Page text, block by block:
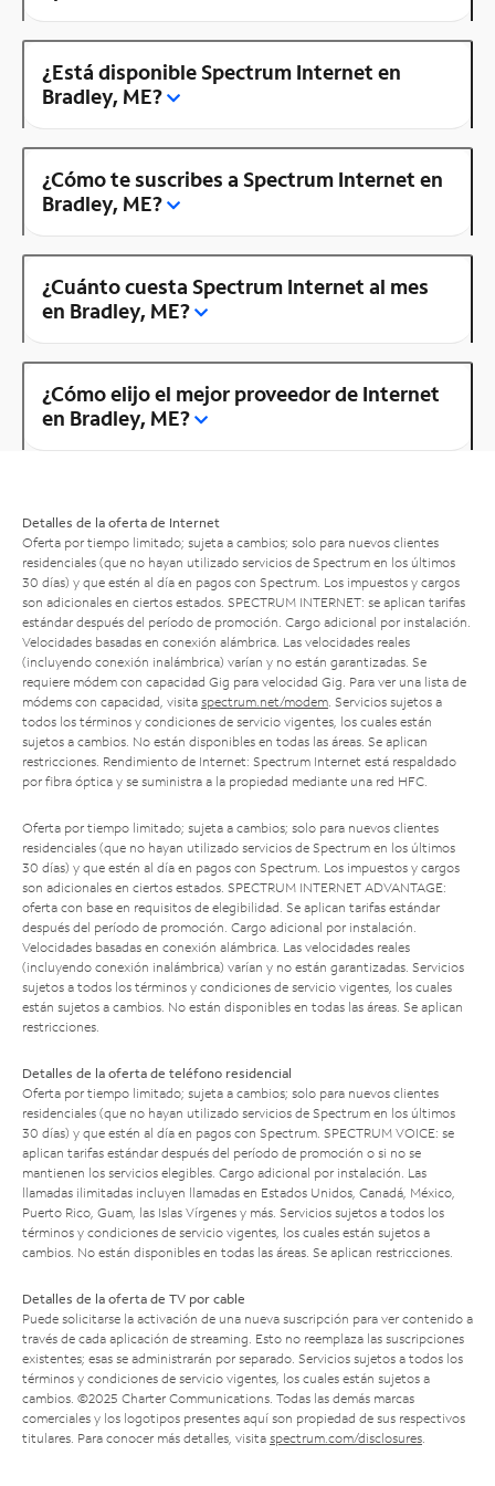
¿Está disponible Spectrum Internet en
Bradley, ME?
¿Cómo te suscribes a Spectrum Internet en
Bradley, ME?
¿Cuánto cuesta Spectrum Internet al mes
en Bradley, ME?
¿Cómo elijo el mejor proveedor de Internet
en Bradley, ME?
Detalles de la oferta de Internet
Oferta por tiempo limitado; sujeta a cambios; solo para nuevos clientes
residenciales (que no hayan utilizado servicios de Spectrum en los últimos
30 días) y que estén al día en pagos con Spectrum. Los impuestos y cargos
son adicionales en ciertos estados. SPECTRUM INTERNET: se aplican tarifas
estándar después del período de promoción. Cargo adicional por instalación.
Velocidades basadas en conexión alámbrica. Las velocidades reales
(incluyendo conexión inalámbrica) varían y no están garantizadas. Se
requiere módem con capacidad Gig para velocidad Gig. Para ver una lista de
módems con capacidad, visita spectrum.net/modem . Servicios sujetos a
todos los términos y condiciones de servicio vigentes, los cuales están
sujetos a cambios. No están disponibles en todas las áreas. Se aplican
restricciones. Rendimiento de Internet: Spectrum Internet está respaldado
por fibra óptica y se suministra a la propiedad mediante una red HFC.
Oferta por tiempo limitado; sujeta a cambios; solo para nuevos clientes
residenciales (que no hayan utilizado servicios de Spectrum en los últimos
30 días) y que estén al día en pagos con Spectrum. Los impuestos y cargos
son adicionales en ciertos estados. SPECTRUM INTERNET ADVANTAGE:
oferta con base en requisitos de elegibilidad. Se aplican tarifas estándar
después del período de promoción. Cargo adicional por instalación.
Velocidades basadas en conexión alámbrica. Las velocidades reales
(incluyendo conexión inalámbrica) varían y no están garantizadas. Servicios
sujetos a todos los términos y condiciones de servicio vigentes, los cuales
están sujetos a cambios. No están disponibles en todas las áreas. Se aplican
restricciones.
Detalles de la oferta de teléfono residencial
Oferta por tiempo limitado; sujeta a cambios; solo para nuevos clientes
residenciales (que no hayan utilizado servicios de Spectrum en los últimos
30 días) y que estén al día en pagos con Spectrum. SPECTRUM VOICE: se
aplican tarifas estándar después del período de promoción o si no se
mantienen los servicios elegibles. Cargo adicional por instalación. Las
llamadas ilimitadas incluyen llamadas en Estados Unidos, Canadá, México,
Puerto Rico, Guam, las Islas Vírgenes y más. Servicios sujetos a todos los
términos y condiciones de servicio vigentes, los cuales están sujetos a
cambios. No están disponibles en todas las áreas. Se aplican restricciones.
Detalles de la oferta de TV por cable
Puede solicitarse la activación de una nueva suscripción para ver contenido a
través de cada aplicación de streaming. Esto no reemplaza las suscripciones
existentes; esas se administrarán por separado. Servicios sujetos a todos los
términos y condiciones de servicio vigentes, los cuales están sujetos a
cambios. ©2025 Charter Communications. Todas las demás marcas
comerciales y los logotipos presentes aquí son propiedad de sus respectivos
titulares. Para conocer más detalles, visita spectrum.com/disclosures